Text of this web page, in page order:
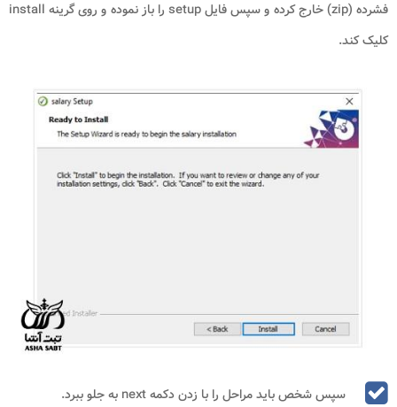
فشرده (zip) خارج کرده و سپس فایل setup را باز نموده و روی گرینه install
کلیک کند.
سپس شخص باید مراحل را با زدن دکمه next به جلو ببرد.